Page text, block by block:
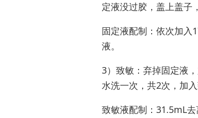
定液没过胶，盖上盖⼦
固定液配制：依次加⼊
液。
3）致敏：弃掉固定液
水洗⼀次，共2次，加
致敏液配制：31.5mL